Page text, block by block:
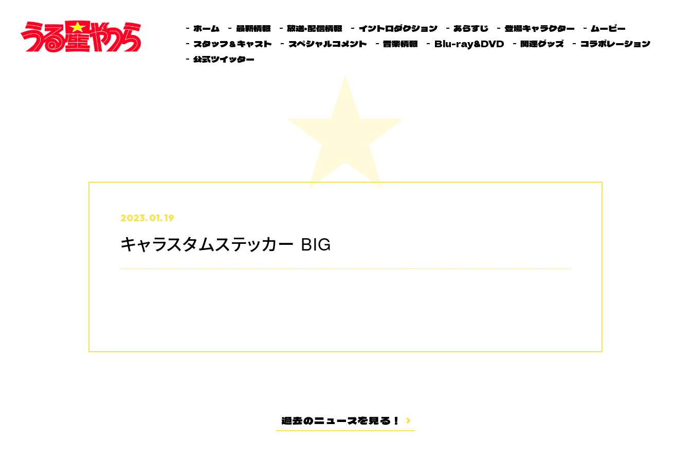
ホーム 最新情報 放送・配信情報 イントロダクション あらすじ 登場キャラクター
ムービー
スタッフ＆キャスト
スペシャルコメント 音楽情報 Blu-ray&DVD 関連グッズ
コラボレーション
公式ツイッター
2023. 01. 19
キャラスタムステッカー BIG
過去のニュースを見る！